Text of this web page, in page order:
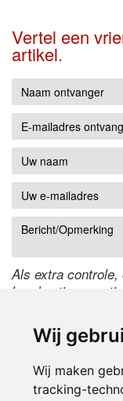
Wij
Wij maken
tracking-
Vertel een
artikel.
Als extra
handmatige
de code te